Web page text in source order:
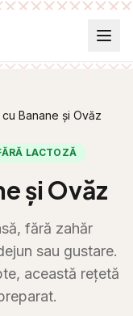
Banane și Ovăz
LACTOZĂ
și Ovăz
fără zahăr
sau gustare.
această rețetă